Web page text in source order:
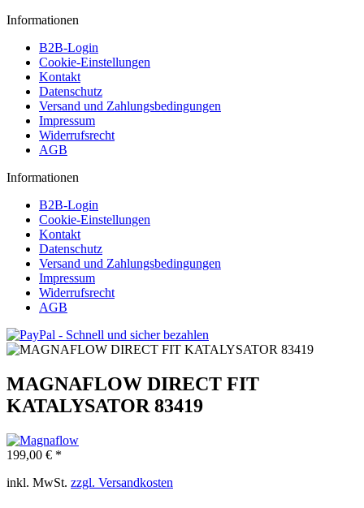
Informationen
B2B-Login
Cookie-Einstellungen
Kontakt
Datenschutz
Versand und Zahlungsbedingungen
Impressum
Widerrufsrecht
AGB
Informationen
B2B-Login
Cookie-Einstellungen
Kontakt
Datenschutz
Versand und Zahlungsbedingungen
Impressum
Widerrufsrecht
AGB
MAGNAFLOW DIRECT FIT
KATALYSATOR 83419
199,00 € *
inkl. MwSt. zzgl. Versandkosten